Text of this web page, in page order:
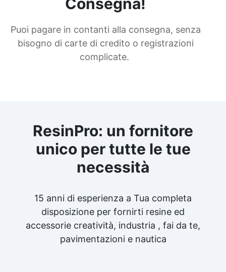
Puoi pagare in contanti alla consegna, senza
bisogno di carte di credito o registrazioni
complicate.
ResinPro: un fornitore
unico per tutte le tue
necessità
15 anni di esperienza a Tua completa
disposizione per fornirti resine ed
accessorie creatività, industria , fai da te,
pavimentazioni e nautica